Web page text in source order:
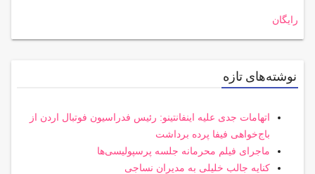
رایگان
نوشته‌های تازه
اتهامات جدی علیه اینفانتینو: رئیس فدراسیون فوتبال اردن از
باج‌خواهی فیفا پرده برداشت
ماجرای فیلم محرمانه جلسه پرسپولیسی‌ها
کنایه جالب خلیلی به مدیران نساجی